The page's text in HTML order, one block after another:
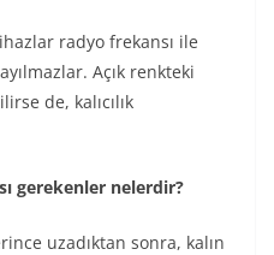
radyo frekansı ile
Açık renkteki
de, kalıcılık
gerekenler nelerdir?
uzadıktan sonra, kalın